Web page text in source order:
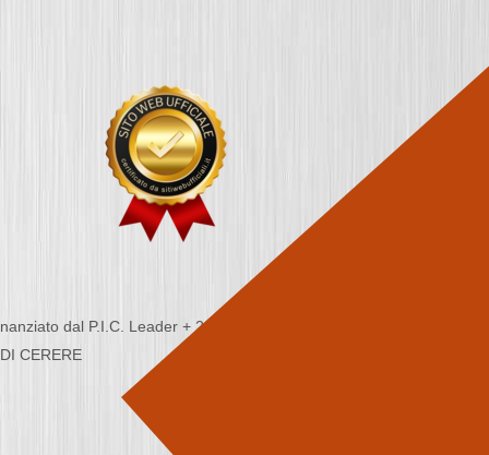
dal P.I.C. Leader + 2000/2006 - Programma
CERERE